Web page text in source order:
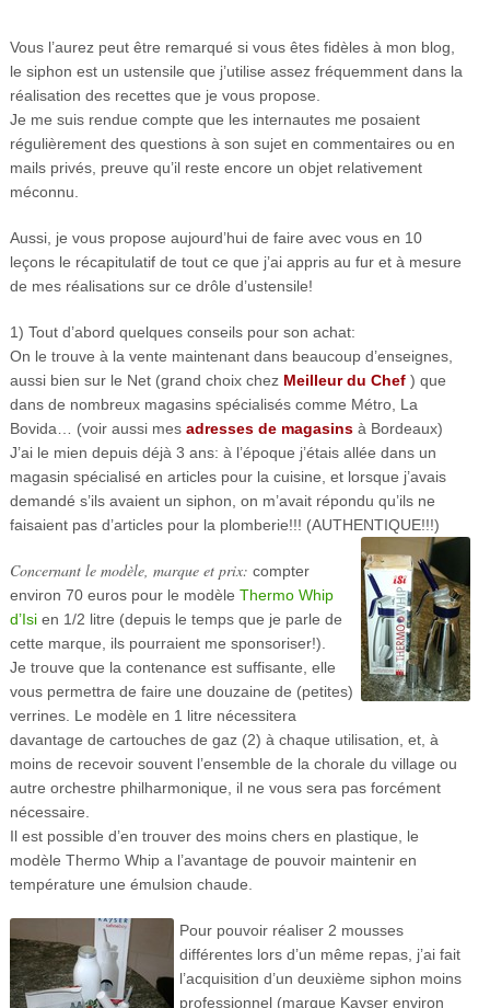
Vous l’aurez peut être remarqué si vous êtes fidèles à mon blog,
le siphon est un ustensile que j’utilise assez fréquemment dans la
réalisation des recettes que je vous propose.
Je me suis rendue compte que les internautes me posaient
régulièrement des questions à son sujet en commentaires ou en
mails privés, preuve qu’il reste encore un objet relativement
méconnu.
Aussi, je vous propose aujourd’hui de faire avec vous en 10
leçons le récapitulatif de tout ce que j’ai appris au fur et à mesure
de mes réalisations sur ce drôle d’ustensile!
1) Tout d’abord quelques conseils pour son achat:
On le trouve à la vente maintenant dans beaucoup d’enseignes,
aussi bien sur le Net (grand choix chez Meilleur du Chef) que
dans de nombreux magasins spécialisés comme Métro, La
Bovida… (voir aussi mes adresses de magasins à Bordeaux)
J’ai le mien depuis déjà 3 ans: à l’époque j’étais allée dans un
magasin spécialisé en articles pour la cuisine, et lorsque j’avais
demandé s’ils avaient un siphon, on m’avait répondu qu’ils ne
faisaient pas d’articles pour la plomberie!!! (AUTHENTIQUE!!!)
Concernant le modèle, marque et prix: compter
environ 70 euros pour le modèle Thermo Whip
d’Isi en 1/2 litre (depuis le temps que je parle de
cette marque, ils pourraient me sponsoriser!).
Je trouve que la contenance est suffisante, elle
vous permettra de faire une douzaine de (petites)
verrines. Le modèle en 1 litre nécessitera
davantage de cartouches de gaz (2) à chaque utilisation, et, à
moins de recevoir souvent l’ensemble de la chorale du village ou
autre orchestre philharmonique, il ne vous sera pas forcément
nécessaire.
Il est possible d’en trouver des moins chers en plastique, le
modèle Thermo Whip a l’avantage de pouvoir maintenir en
température une émulsion chaude.
Pour pouvoir réaliser 2 mousses
différentes lors d’un même repas, j’ai fait
l’acquisition d’un deuxième siphon moins
professionnel (marque Kayser environ